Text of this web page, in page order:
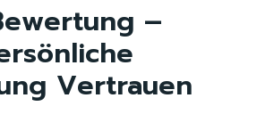
–
Vertrauen